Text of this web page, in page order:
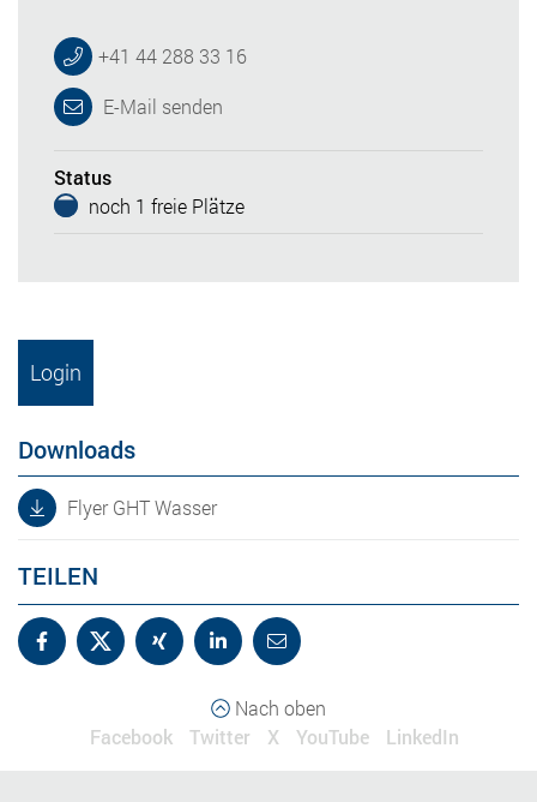
+41 44 288 33 16
E-Mail senden
Status
noch 1 freie Plätze
Login
Downloads
Flyer GHT Wasser
TEILEN
Nach oben
Facebook
Twitter X YouTube LinkedIn